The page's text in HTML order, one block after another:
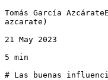
Tomás García
azcarate)
21 May 2023
5 min
# Las buenas